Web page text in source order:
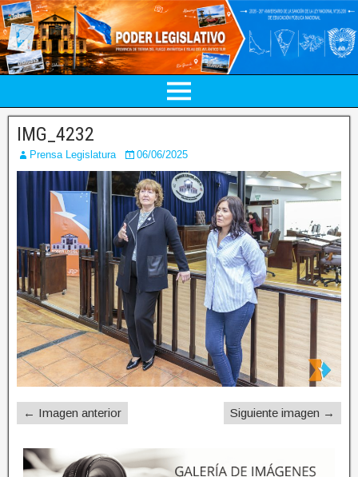
IMG_4232
Prensa Legislatura 06/06/2025
← Imagen anterior Siguiente imagen →